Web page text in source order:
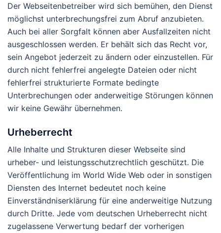
Der Webseitenbetreiber wird sich bemühen, den Dienst
möglichst unterbrechungsfrei zum Abruf anzubieten.
Auch bei aller Sorgfalt können aber Ausfallzeiten nicht
ausgeschlossen werden. Er behält sich das Recht vor,
sein Angebot jederzeit zu ändern oder einzustellen. Für
durch nicht fehlerfrei angelegte Dateien oder nicht
fehlerfrei strukturierte Formate bedingte
Unterbrechungen oder anderweitige Störungen können
wir keine Gewähr übernehmen.
Urheberrecht
Alle Inhalte und Strukturen dieser Webseite sind
urheber- und leistungsschutzrechtlich geschützt. Die
Veröffentlichung im World Wide Web oder in sonstigen
Diensten des Internet bedeutet noch keine
Einverständniserklärung für eine anderweitige Nutzung
durch Dritte. Jede vom deutschen Urheberrecht nicht
zugelassene Verwertung bedarf der vorherigen